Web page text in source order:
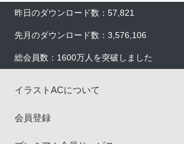
昨日のダウンロード数：57,821
先月のダウンロード数：3,576,106
総会員数：1600万人を突破しました
イラストACについて
会員登録